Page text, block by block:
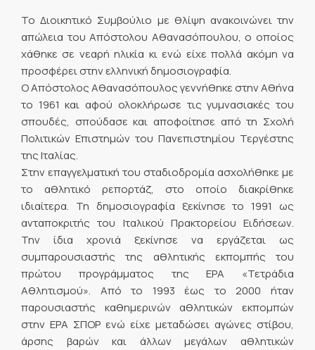
Το Διοικητικό Συμβούλιο με θλίψη ανακοινώνει την
απώλεια του Απόστολου Αθανασόπουλου, ο οποίος
χάθηκε σε νεαρή ηλικία κι ενώ είχε πολλά ακόμη να
προσφέρει στην ελληνική δημοσιογραφία.
Ο Απόστολος Αθανασόπουλος γεννήθηκε στην Αθήνα
το 1961 και αφού ολοκλήρωσε τις γυμνασιακές του
σπουδές, σπούδασε και αποφοίτησε από τη Σχολή
Πολιτικών Επιστημών του Πανεπιστημίου Τεργέστης
της Ιταλίας.
Στην επαγγελματική του σταδιοδρομία ασχολήθηκε με
το αθλητικό ρεπορτάζ, στο οποίο διακρίθηκε
ιδιαίτερα. Τη δημοσιογραφία ξεκίνησε το 1991 ως
ανταποκριτής του Ιταλικού Πρακτορείου Ειδήσεων.
Την ίδια χρονιά ξεκίνησε να εργάζεται ως
συμπαρουσιαστής της αθλητικής εκπομπής του
πρώτου προγράμματος της ΕΡΑ «Τετράδια
Αθλητισμού». Από το 1993 έως το 2000 ήταν
παρουσιαστής καθημερινών αθλητικών εκπομπών
στην ΕΡΑ ΣΠΟΡ ενώ είχε μεταδώσει αγώνες στίβου,
άρσης βαρών και άλλων μεγάλων αθλητικών